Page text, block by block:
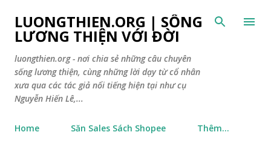
Chuyển đến nội dung chính
LUONGTHIEN.ORG | SỐNG
LƯƠNG THIỆN VỚI ĐỜI
luongthien.org - nơi chia sẻ những câu chuyên
sống lương thiện, cùng những lời dạy từ cổ nhân
xưa qua các tác giả nổi tiếng hiện tại như cụ
Nguyễn Hiến Lê,...
Home Săn Sales Sách Shopee Thêm…